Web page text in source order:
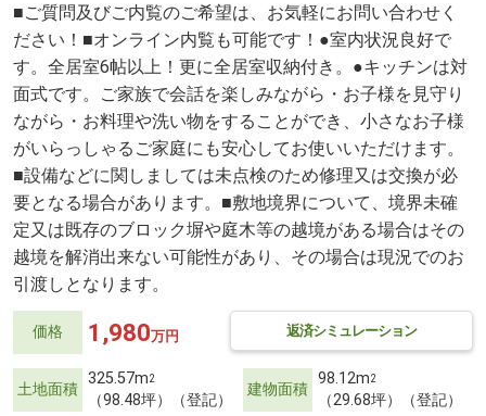
■ご質問及びご内覧のご希望は、お気軽にお問い合わせく
ださい！■オンライン内覧も可能です！●室内状況良好で
す。全居室6帖以上！更に全居室収納付き。●キッチンは対
面式です。ご家族で会話を楽しみながら・お子様を見守り
ながら・お料理や洗い物をすることができ、小さなお子様
がいらっしゃるご家庭にも安心してお使いいただけます。
■設備などに関しましては未点検のため修理又は交換が必
要となる場合があります。■敷地境界について、境界未確
定又は既存のブロック塀や庭木等の越境がある場合はその
越境を解消出来ない可能性があり、その場合は現況でのお
引渡しとなります。
価格 返済シミュレーション
1,980万円
土地面積
325.57m2
（98.48坪）（登記）
建物面積
98.12m2
（29.68坪）（登記）